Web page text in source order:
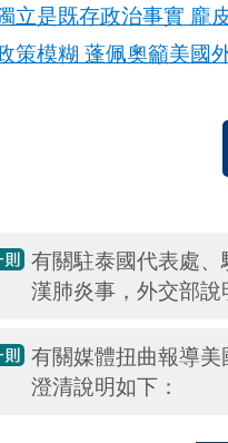
立是既存政治事實 龐
策模糊 蓬佩奧籲美國
有關駐泰國代表處
漢肺炎事，外交部說
有關媒體扭曲報導
澄清說明如下：